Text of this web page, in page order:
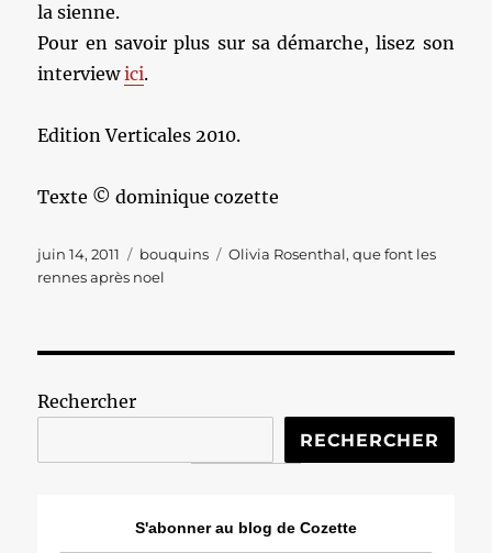
la sienne.
Pour en savoir plus sur sa démarche, lisez son
interviewici.
Edition Verticales 2010.
Texte © dominique cozette
Publié
le
juin 14, 2011 Catégories
bouquins Étiquettes
Olivia Rosenthal,que font les
rennes après noel
Rechercher
RECHERCHER
S'abonner au blog de Cozette